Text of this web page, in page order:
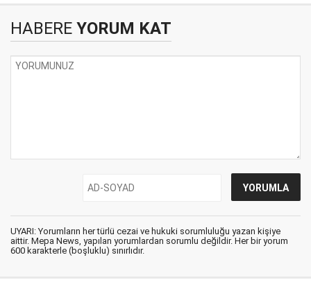
HABERE YORUM KAT
UYARI: Yorumların her türlü cezai ve hukuki sorumluluğu yazan kişiye
aittir. Mepa News, yapılan yorumlardan sorumlu değildir. Her bir yorum
600 karakterle (boşluklu) sınırlıdır.